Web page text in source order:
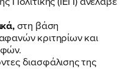
στη βάση
κριτηρίων και
διασφάλισης της